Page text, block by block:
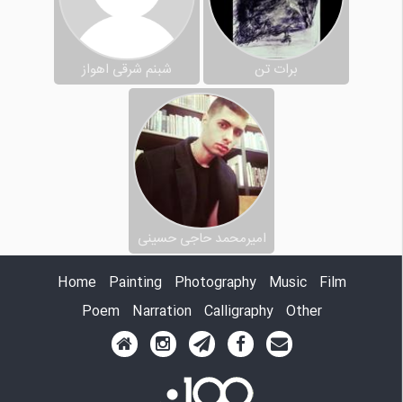
برات تن شبنم شرقی اهواز
امیرمحمد حاجی حسینی
Home
Painting Photography Music
Film
Poem
Narration Calligraphy Other